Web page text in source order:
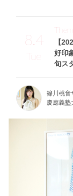
8.4
Tue
【
好印
旬ス
Theme
篠川桃音
慶應義塾